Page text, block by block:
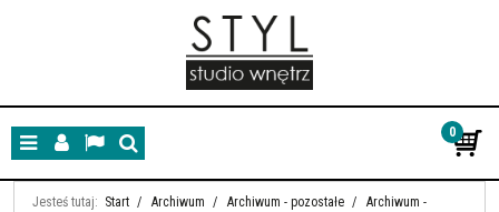
MenuPanelLangSzukaj
0
Jesteś tutaj: Start / Archiwum / Archiwum - pozostałe /
Archiwum -